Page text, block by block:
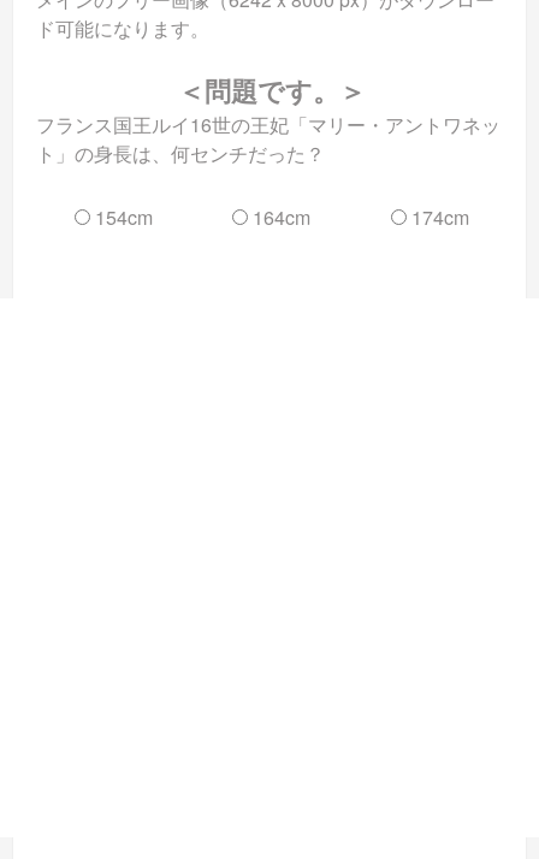
ド可能になります。
＜問題です。＞
フランス国王ルイ16世の王妃「マリー・アントワネッ
ト」の身長は、何センチだった？
154cm 164cm 174cm